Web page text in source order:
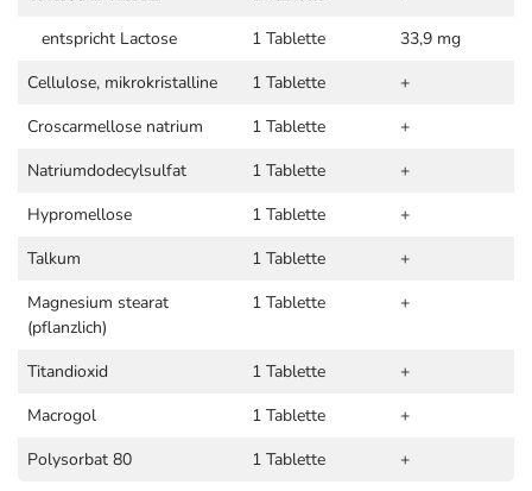
entspricht Lactose
1 Tablette
33,9 mg
Cellulose, mikrokristalline
1 Tablette
+
Croscarmellose natrium
1 Tablette
+
Natriumdodecylsulfat
1 Tablette
+
Hypromellose
1 Tablette
+
Talkum
1 Tablette
+
Magnesium stearat
(pflanzlich)
1 Tablette +
Titandioxid 1 Tablette
+
Macrogol
1 Tablette
+
Polysorbat 80
1 Tablette +